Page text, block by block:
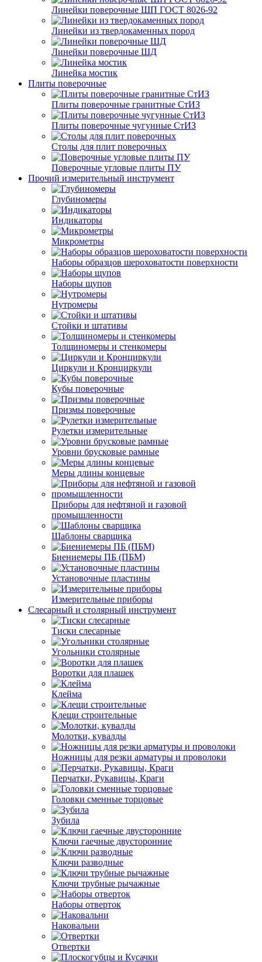
Линейки поверочные ШП ГОСТ 8026-92
Линейки из твердокаменных пород
Линейки поверочные ШД
Линейка мостик
Плиты поверочные
Плиты поверочные гранитные СтИЗ
Плиты поверочные чугунные СтИЗ
Столы для плит поверочных
Поверочные угловые плиты ПУ
Прочий измерительный инструмент
Глубиномеры
Индикаторы
Микрометры
Наборы образцов шероховатости поверхности
Наборы щупов
Нутромеры
Стойки и штативы
Толщиномеры и стенкомеры
Циркули и Кронциркули
Кубы поверочные
Призмы поверочные
Рулетки измерительные
Уровни брусковые рамные
Меры длины концевые
Приборы для нефтяной и газовой
промышленности
Шаблоны сварщика
Биениемеры ПБ (ПБМ)
Установочные пластины
Измерительные приборы
Слесарный и столярный инструмент
Тиски слесарные
Угольники столярные
Воротки для плашек
Клейма
Клещи строительные
Молотки, кувалды
Ножницы для резки арматуры и проволоки
Перчатки, Рукавицы, Краги
Головки сменные торцовые
Зубила
Ключи гаечные двусторонние
Ключи разводные
Ключи трубные рычажные
Наборы отверток
Наковальни
Отвертки